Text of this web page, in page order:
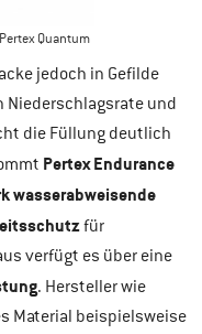
Quantum
jedoch in Gefilde
Niederschlagsrate und
die Füllung deutlich
Pertex Endurance
wasserabweisende
für
verfügt es über eine
. Hersteller wie
Material beispielsweise